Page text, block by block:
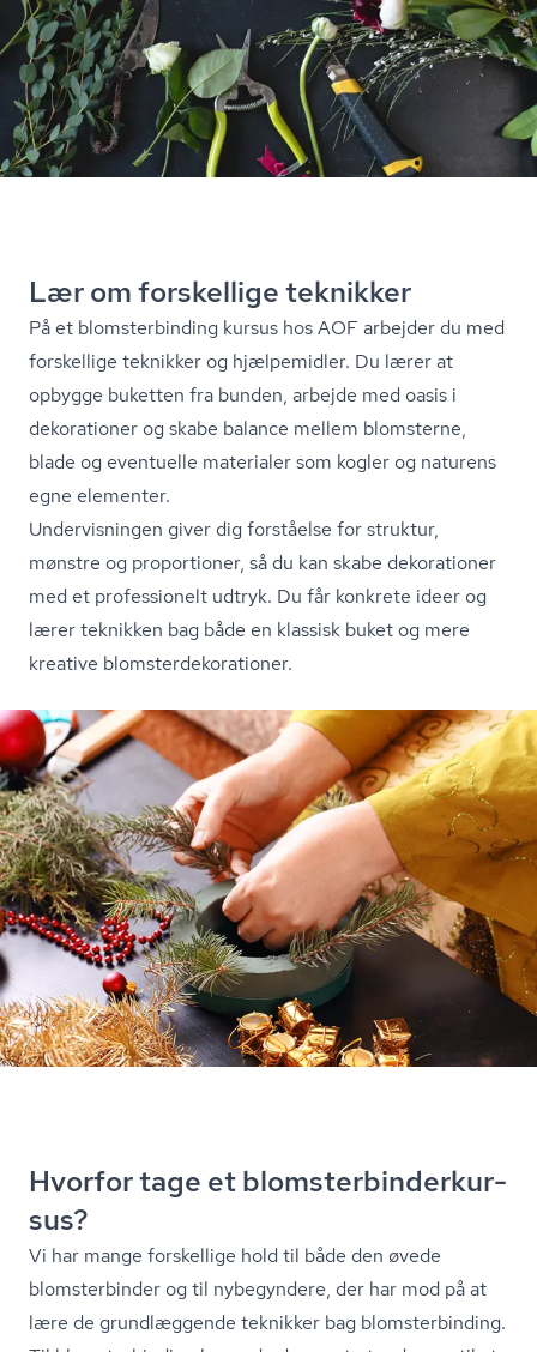
Lær om forskellige teknikker
På et blom­ster­bin­ding kursus hos AOF arbejder du med
forskellige teknikker og hjælpemidler. Du lærer at
opbygge buketten fra bunden, arbejde med oasis i
dekorationer og skabe balance mellem blomsterne,
blade og eventuelle materialer som kogler og naturens
egne elementer.
Undervisningen giver dig forståelse for struktur,
mønstre og proportioner, så du kan skabe dekorationer
med et professionelt udtryk. Du får konkrete ideer og
lærer teknikken bag både en klassisk buket og mere
kreative blom­ster­de­ko­ra­tio­ner.
Hvorfor tage et blom­ster­bin­der­kur­
sus?
Vi har mange forskellige hold til både den øvede
blomsterbinder og til nybegyndere, der har mod på at
lære de grundlæggende teknikker bag blom­ster­bin­ding.